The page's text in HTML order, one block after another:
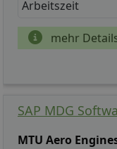
Arbeitszeit
mehr
SAP MDG
MTU Aero